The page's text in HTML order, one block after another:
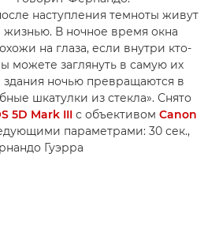
наступления темноты живут
В ночное время окна
на глаза, если внутри кто-
можете заглянуть в самую их
ночью превращаются в
шкатулки из стекла». Снято
5D Mark III с объективом Canon
параметрами: 30 сек.,
Гуэрра